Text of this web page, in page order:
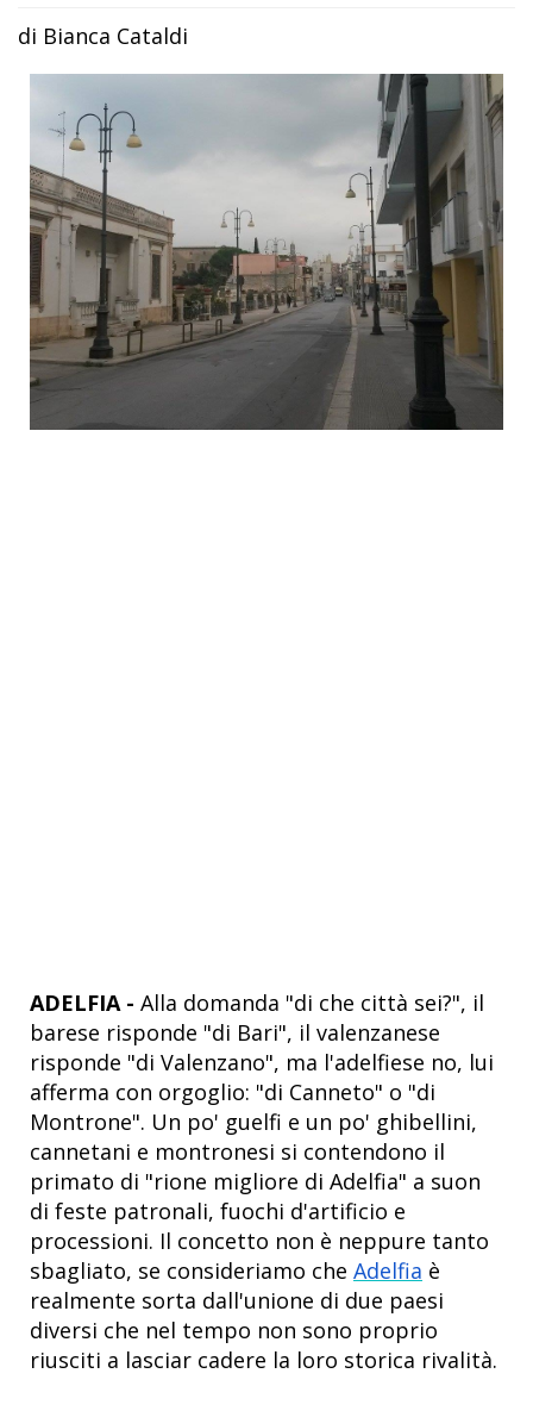
di Bianca Cataldi
ADELFIA - Alla domanda "di che città sei?", il
barese risponde "di Bari", il valenzanese
risponde "di Valenzano", ma l'adelfiese no, lui
afferma con orgoglio: "di Canneto" o "di
Montrone". Un po' guelfi e un po' ghibellini,
cannetani e montronesi si contendono il
primato di "rione migliore di Adelfia" a suon
di feste patronali, fuochi d'artificio e
processioni. Il concetto non è neppure tanto
sbagliato, se consideriamo che Adelfia è
realmente sorta dall'unione di due paesi
diversi che nel tempo non sono proprio
riusciti a lasciar cadere la loro storica rivalità.